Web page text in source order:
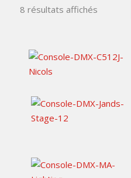
8 résultats affichés
25,00€ TTC / jour
55,00€